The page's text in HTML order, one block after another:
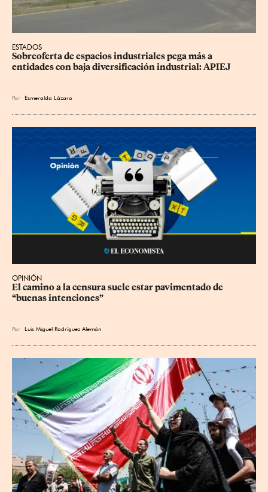
ESTADOS
Sobreoferta de espacios industriales pega más a
entidades con baja diversificación industrial: APIEJ
Por Esmeralda Lázaro
OPINIÓN
El camino a la censura suele estar pavimentado de
“buenas intenciones”
Por Luis Miguel Rodríguez Alemán